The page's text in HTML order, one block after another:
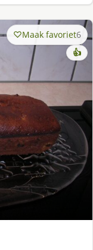
Maak favoriet6
👍